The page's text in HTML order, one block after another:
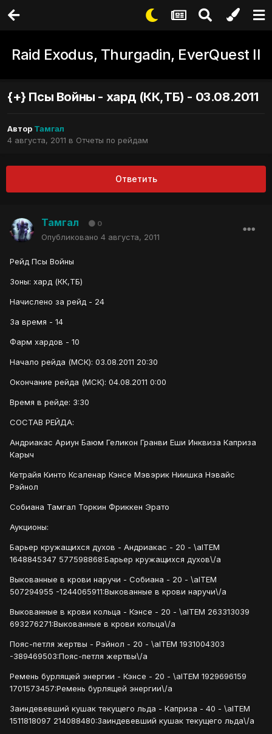
Raid Exodus, Thurgadin, EverQuest II
{+} Псы Войны - хард (КК,ТБ) - 03.08.2011
Автор Тамгал
4 августа, 2011 в Отчеты по рейдам
Ответить
Тамгал 0
Опубликовано 4 августа, 2011
Рейд Псы Войны
Зоны: хард (КК,ТБ)
Начислено за рейд - 24
За время - 14
Фарм хардов - 10
Начало рейда (МСК): 03.08.2011 20:30
Окончание рейда (МСК): 04.08.2011 0:00
Время в рейде: 3:30
СОСТАВ РЕЙДА:
Андриакас Ариун Баюм Геликон Гранви Еши Инквиза Каприза
Карыч
Кетрайя Кинто Ксаленар Кэнсе Мэвэрик Ниишка Нэвайс
Рэйнол
Собиана Тамгал Торкин Фриккен Эрато
Аукционы:
Барьер кружащихся духов - Андриакас - 20 - \aITEM
1648845347 577598868:Барьер кружащихся духов\/a
Выкованные в крови наручи - Собиана - 20 - \aITEM
507294955 -1244065911:Выкованные в крови наручи\/a
Выкованные в крови кольца - Кэнсе - 20 - \aITEM 263313039
693276271:Выкованные в крови кольца\/a
Пояс-петля жертвы - Рэйнол - 20 - \aITEM 1931004303
-389469503:Пояс-петля жертвы\/a
Ремень бурлящей энергии - Кэнсе - 20 - \aITEM 1929696159
1701573457:Ремень бурлящей энергии\/a
Заиндевевший кушак текущего льда - Каприза - 40 - \aITEM
1511818097 214088480:Заиндевевший кушак текущего льда\/a